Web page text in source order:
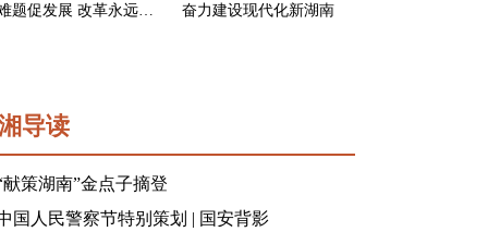
破难题促发展 改革永远在路上 奋力建设现代化新湖南
导读
献策湖南”金点子摘登
国人民警察节特别策划 | 国安背影